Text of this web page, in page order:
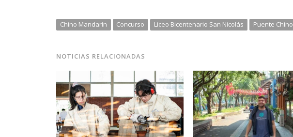
Chino Mandarín Concurso Liceo Bicentenario San Nicolás Puente Chino
NOTICIAS RELACIONADAS